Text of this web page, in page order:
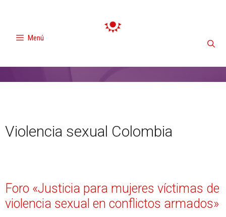
Menú
Violencia sexual Colombia
Foro «Justicia para mujeres víctimas de
violencia sexual en conflictos armados»